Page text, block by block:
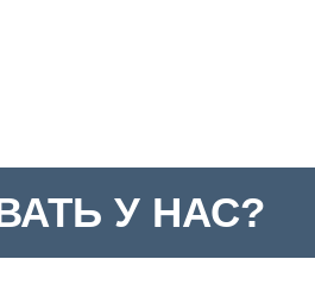
У НАС?